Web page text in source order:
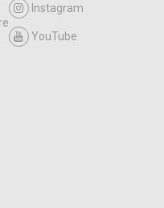
Instagram
YouTube